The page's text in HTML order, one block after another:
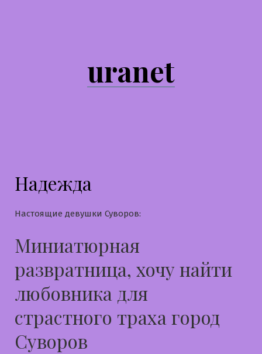
uranet
Надежда
Настоящие девушки Суворов:
Миниатюрная
развратница, хочу найти
любовника для
страстного траха город
Суворов